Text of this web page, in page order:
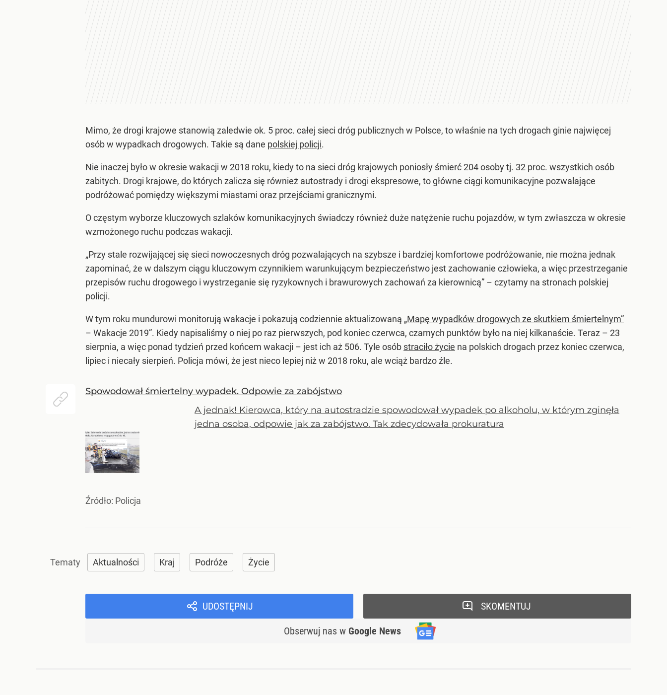
Mimo, że drogi krajowe stanowią zaledwie ok. 5 proc. całej sieci dróg publicznych w Polsce, to właśnie na tych drogach ginie najwięcej
osób w wypadkach drogowych. Takie są dane polskiej policji.
Nie inaczej było w okresie wakacji w 2018 roku, kiedy to na sieci dróg krajowych poniosły śmierć 204 osoby tj. 32 proc. wszystkich osób
zabitych. Drogi krajowe, do których zalicza się również autostrady i drogi ekspresowe, to główne ciągi komunikacyjne pozwalające
podróżować pomiędzy większymi miastami oraz przejściami granicznymi.
O częstym wyborze kluczowych szlaków komunikacyjnych świadczy również duże natężenie ruchu pojazdów, w tym zwłaszcza w okresie
wzmożonego ruchu podczas wakacji.
„Przy stale rozwijającej się sieci nowoczesnych dróg pozwalających na szybsze i bardziej komfortowe podróżowanie, nie można jednak
zapominać, że w dalszym ciągu kluczowym czynnikiem warunkującym bezpieczeństwo jest zachowanie człowieka, a więc przestrzeganie
przepisów ruchu drogowego i wystrzeganie się ryzykownych i brawurowych zachowań za kierownicą” – czytamy na stronach polskiej
policji.
W tym roku mundurowi monitorują wakacje i pokazują codziennie aktualizowaną „Mapę wypadków drogowych ze skutkiem śmiertelnym”
– Wakacje 2019”. Kiedy napisaliśmy o niej po raz pierwszych, pod koniec czerwca, czarnych punktów było na niej kilkanaście. Teraz – 23
sierpnia, a więc ponad tydzień przed końcem wakacji – jest ich aż 506. Tyle osób straciło życie na polskich drogach przez koniec czerwca,
lipiec i niecały sierpień. Policja mówi, że jest nieco lepiej niż w 2018 roku, ale wciąż bardzo źle.
Spowodował śmiertelny wypadek. Odpowie za zabójstwo
A jednak! Kierowca, który na autostradzie spowodował wypadek po alkoholu, w którym zginęła
jedna osoba, odpowie jak za zabójstwo. Tak zdecydowała prokuratura
Źródło: Policja
Aktualności Kraj Podróże Życie
UDOSTĘPNIJ
Obserwuj nas w Google News
SKOMENTUJ